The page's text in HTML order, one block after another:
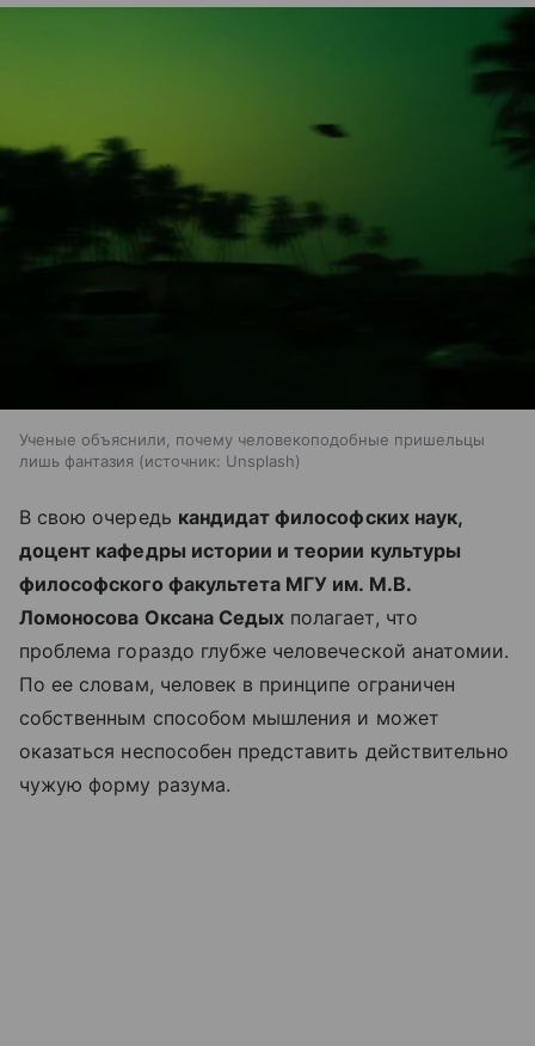
Ученые объяснили, почему человекоподобные пришельцы
лишь фантазия
источник: Unsplash
В свою очередь кандидат философских наук,
доцент кафедры истории и теории культуры
философского факультета МГУ им. М.В.
Ломоносова Оксана Седых полагает, что
проблема гораздо глубже человеческой анатомии.
По ее словам, человек в принципе ограничен
собственным способом мышления и может
оказаться неспособен представить действительно
чужую форму разума.